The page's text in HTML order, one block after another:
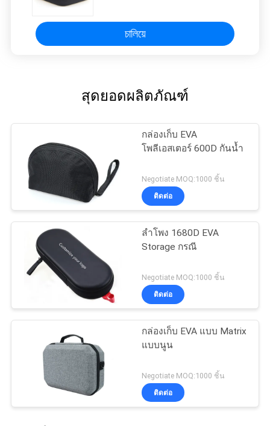
ปรับแต่งได้
চালিয়ে
สุดยอดผลิตภัณฑ์
กล่องเก็บ EVA
โพลีเอสเตอร์ 600D กันน้ำ
Negotiate MOQ:1000 ชิ้น
ติดต่อ
ลำโพง 1680D EVA
Storage กรณี
Negotiate MOQ:1000 ชิ้น
ติดต่อ
กล่องเก็บ EVA แบบ Matrix
แบบนูน
Negotiate MOQ:1000 ชิ้น
ติดต่อ